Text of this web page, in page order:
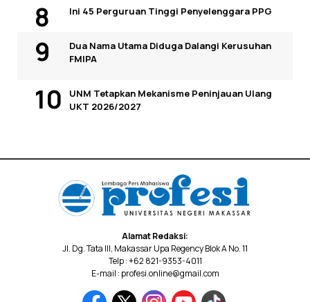
Ini 45 Perguruan Tinggi Penyelenggara PPG
Dua Nama Utama Diduga Dalangi Kerusuhan
FMIPA
UNM Tetapkan Mekanisme Peninjauan Ulang
UKT 2026/2027
Alamat Redaksi:
Jl. Dg. Tata III, Makassar Upa Regency Blok A No. 11
Telp : +62 821-9353-4011
E-mail : profesi.online@gmail.com